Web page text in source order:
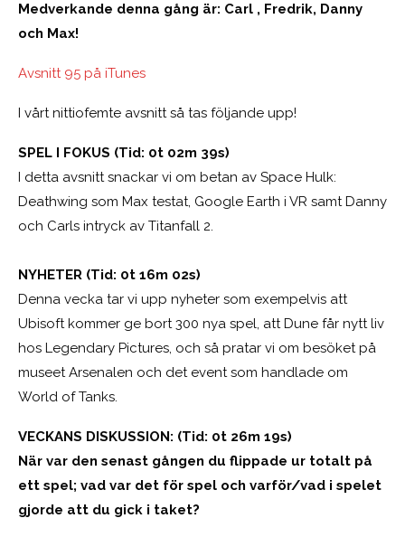
Medverkande denna gång är: Carl , Fredrik, Danny
och Max!
Avsnitt 95 på iTunes
I vårt nittiofemte avsnitt så tas följande upp!
SPEL I FOKUS (Tid: 0t 02m 39s)
I detta avsnitt snackar vi om betan av Space Hulk:
Deathwing som Max testat, Google Earth i VR samt Danny
och Carls intryck av Titanfall 2.
NYHETER (Tid: 0t 16m 02s)
Denna vecka tar vi upp nyheter som exempelvis att
Ubisoft kommer ge bort 300 nya spel, att Dune får nytt liv
hos Legendary Pictures, och så pratar vi om besöket på
museet Arsenalen och det event som handlade om
World of Tanks.
VECKANS DISKUSSION: (Tid: 0t 26m 19s)
När var den senast gången du flippade ur totalt på
ett spel; vad var det för spel och varför/vad i spelet
gjorde att du gick i taket?